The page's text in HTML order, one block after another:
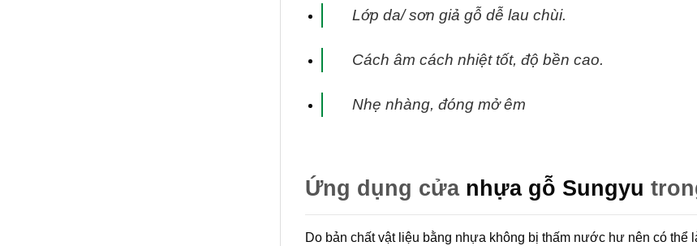
Lớp da/ sơn giả gỗ dễ lau chùi.
Cách âm cách nhiệt tốt, độ bền cao.
Nhẹ nhàng, đóng mở êm
Ứng dụng cửa nhựa gỗ Sungyu
Do bản chất vật liệu bằng nhựa không bị thấm nước hư nên có